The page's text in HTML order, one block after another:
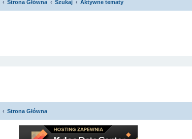
Strona Główna Szukaj Aktywne tematy
Strona Główna